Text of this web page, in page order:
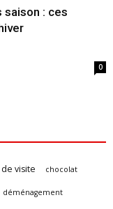
saison : ces
0
visite chocolat
déménagement